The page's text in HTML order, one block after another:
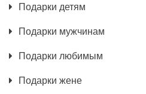
Подарки детям
Подарки мужчинам
Подарки любимым
Подарки жене